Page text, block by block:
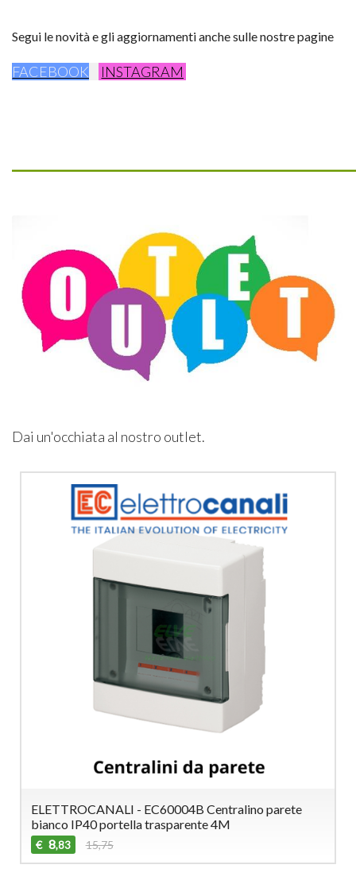
Segui le novità e gli aggiornamenti anche sulle nostre pagine
FACEBOOK INSTAGRAM
Dai un'occhiata al nostro outlet.
ELETTROCANALI - EC60004B Centralino parete
bianco IP40 portella trasparente 4M
€ 8,83 15,75